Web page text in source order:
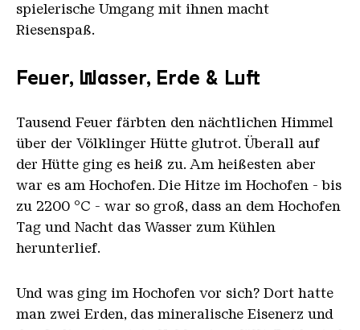
spielerische Umgang mit ihnen macht
Riesenspaß.
Feuer, Wasser, Erde & Luft
Tausend Feuer färbten den nächtlichen Himmel
über der Völklinger Hütte glutrot. Überall auf
der Hütte ging es heiß zu. Am heißesten aber
war es am Hochofen. Die Hitze im Hochofen - bis
zu 2200 °C - war so groß, dass an dem Hochofen
Tag und Nacht das Wasser zum Kühlen
herunterlief.
Und was ging im Hochofen vor sich? Dort hatte
man zwei Erden, das mineralische Eisenerz und